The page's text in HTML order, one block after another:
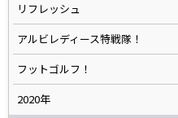
リフレッシュ
アルビレディース特戦隊！
フットゴルフ！
2020年